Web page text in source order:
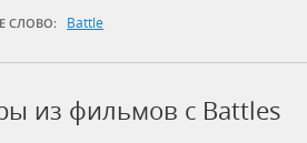
СЛОВО: Battle
из фильмов c Battles